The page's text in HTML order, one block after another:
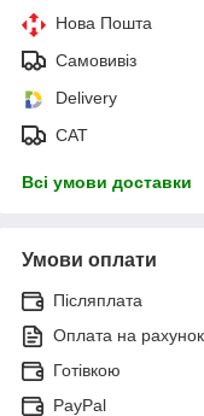
Нова Пошта
Самовивіз
Delivery
САТ
Всі умови доставки
Умови оплати
Післяплата
Оплата на рахунок
Готівкою
PayPal